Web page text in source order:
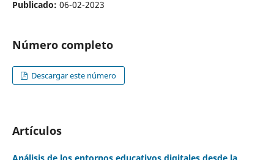
Publicado: 06-02-2023
Número completo
Descargar este número
Artículos